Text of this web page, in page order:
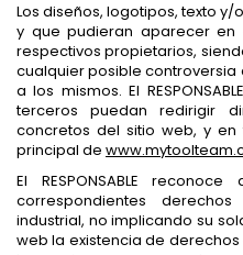
Los diseños, logotipos, texto y/o
y que pudieran aparecer
respectivos propietarios,
cualquier posible
a los mismos. El
terceros puedan redirigir
concretos del sitio web, y
principal de
El RESPONSABLE
correspondientes
industrial, no implicando su
web la existencia de